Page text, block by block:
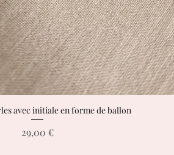
Aperçu rapide
avec initiale en forme de ballon
Prix
29,00 €